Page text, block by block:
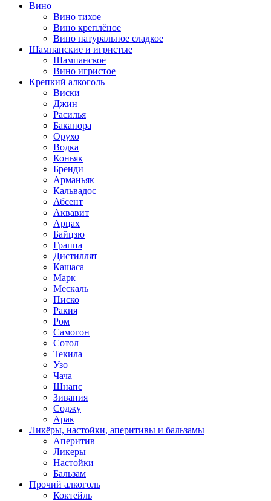
Вино
Вино тихое
Вино креплёное
Вино натуральное сладкое
Шампанские и игристые
Шампанское
Вино игристое
Крепкий алкоголь
Виски
Джин
Расилья
Баканора
Орухо
Водка
Коньяк
Бренди
Арманьяк
Кальвадос
Абсент
Аквавит
Арцах
Байцзю
Граппа
Дистиллят
Кашаса
Марк
Мескаль
Писко
Ракия
Ром
Самогон
Сотол
Текила
Узо
Чача
Шнапс
Зивания
Соджу
Арак
Ликёры, настойки, аперитивы и бальзамы
Аперитив
Ликеры
Настойки
Бальзам
Прочий алкоголь
Коктейль